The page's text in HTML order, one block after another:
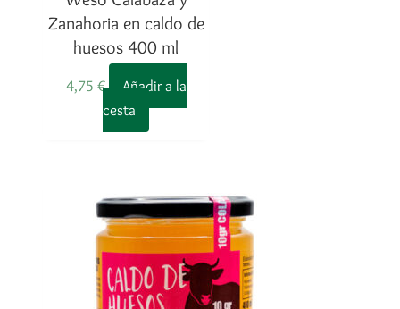
Zanahoria en caldo de
huesos 400 ml
4,75 €
Añadir a la
cesta